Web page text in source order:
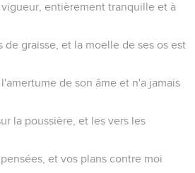
entièrement tranquille et à
de graisse, et la moelle de ses os est
de son âme et n'a jamais
la poussière, et les vers les
et vos plans contre moi